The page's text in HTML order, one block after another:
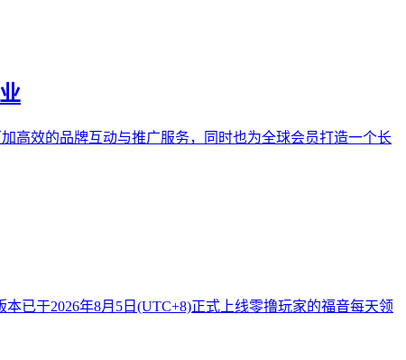
高效的品牌互动与推广服务，同时也为全球会员打造一个长
已于2026年8月5日(UTC+8)正式上线零撸玩家的福音每天领